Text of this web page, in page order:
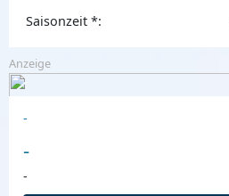
Saisonzeit *:
Anzeige
-
-
-